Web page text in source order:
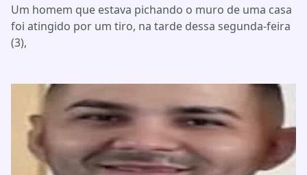
Um homem que estava pichando o muro de uma casa
foi atingido por um tiro, na tarde dessa segunda-feira
(3),